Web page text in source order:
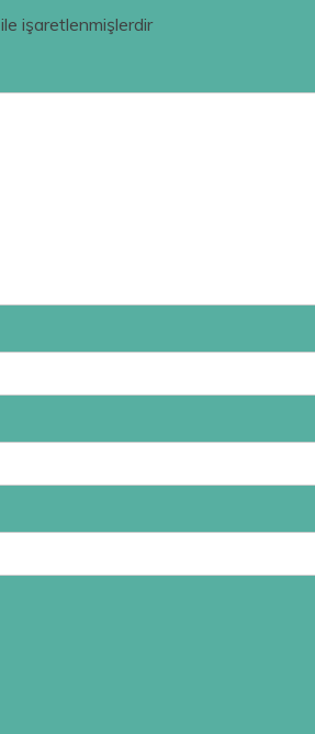
ile işaretlenmişlerdir